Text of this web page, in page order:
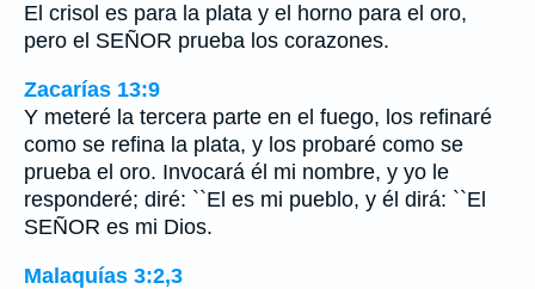
El crisol es para la plata y el horno para el oro,
pero el SEÑOR prueba los corazones.
Zacarías 13:9
Y meteré la tercera parte en el fuego, los refinaré
como se refina la plata, y los probaré como se
prueba el oro. Invocará él mi nombre, y yo le
responderé; diré: ``El es mi pueblo, y él dirá: ``El
SEÑOR es mi Dios.
Malaquías 3:2,3